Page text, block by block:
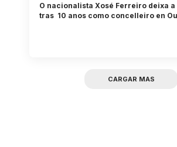
O nacionalista Xosé Ferreiro deixa a
tras 10 anos como concelleiro en
CARGAR MAS